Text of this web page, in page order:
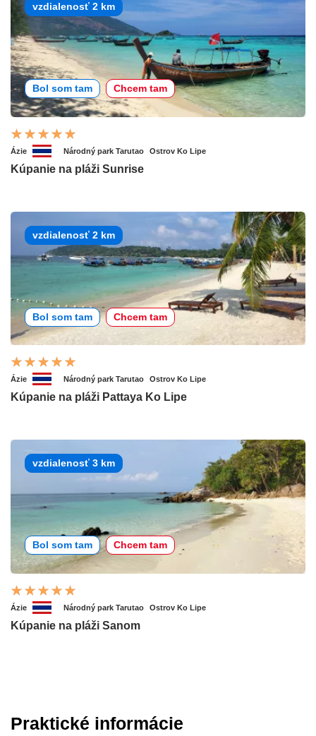
vzdialenosť 2 km
Bol som tam Chcem tam
Ázie Národný park Tarutao Ostrov Ko Lipe
Kúpanie na pláži Sunrise
vzdialenosť 2 km
Bol som tam Chcem tam
Ázie Národný park Tarutao Ostrov Ko Lipe
Kúpanie na pláži Pattaya Ko Lipe
vzdialenosť 3 km
Bol som tam Chcem tam
Ázie Národný park Tarutao Ostrov Ko Lipe
Kúpanie na pláži Sanom
Praktické informácie